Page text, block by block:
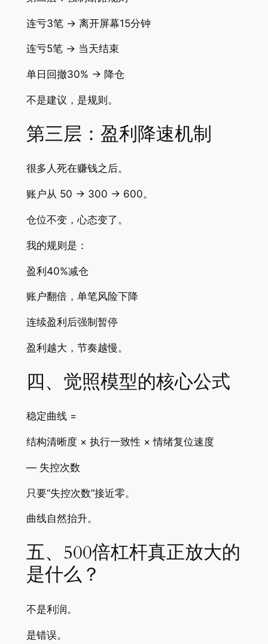
连亏3笔 → 离开屏幕15分钟
连亏5笔 → 当天结束
单日回撤30% → 降仓
不是建议，是规则。
第三层：盈利降速机制
很多人死在赚钱之后。
账户从 50 → 300 → 600。
仓位不变，心态变了。
我的规则是：
盈利40%减仓
账户翻倍，单笔风险下降
连续盈利后强制暂停
盈利越大，节奏越慢。
四、觉照模型的核心公式
稳定曲线 =
结构清晰度 × 执行一致性 × 情绪复位速度
— 失控次数
只要“失控次数”接近零。
曲线自然抬升。
五、500倍杠杆真正放大的
是什么？
不是利润。
是错误。